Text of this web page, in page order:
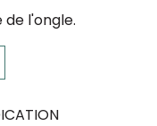
de l'ongle.